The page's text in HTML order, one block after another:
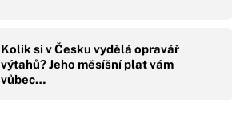
Kolik si v Česku vydělá opravář
výtahů? Jeho měsíšní plat vám
vůbec…